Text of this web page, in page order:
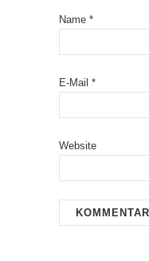
Name *
E-Mail *
Website